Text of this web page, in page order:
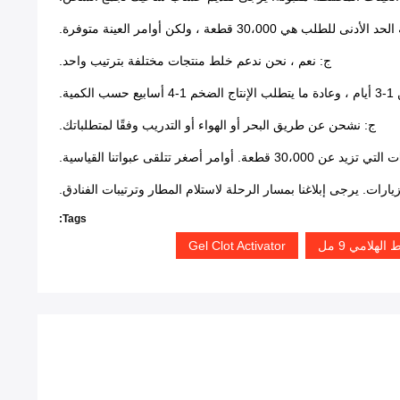
للطلب هي 30،000 قطعة ، ولكن أوامر العينة متوفرة.
ج: نعم ، نحن ندعم خلط منتجات مختلفة بترتيب واحد.
ج: نشحن عن طريق البحر أو الهواء أو التدريب وفقًا لمتطلباتك.
تتلقى عبواتنا القياسية.
يرجى إبلاغنا بمسار الرحلة لاستلام المطار وترتيبات الفنادق.
Tags:
9 مل Gel Clot Activator